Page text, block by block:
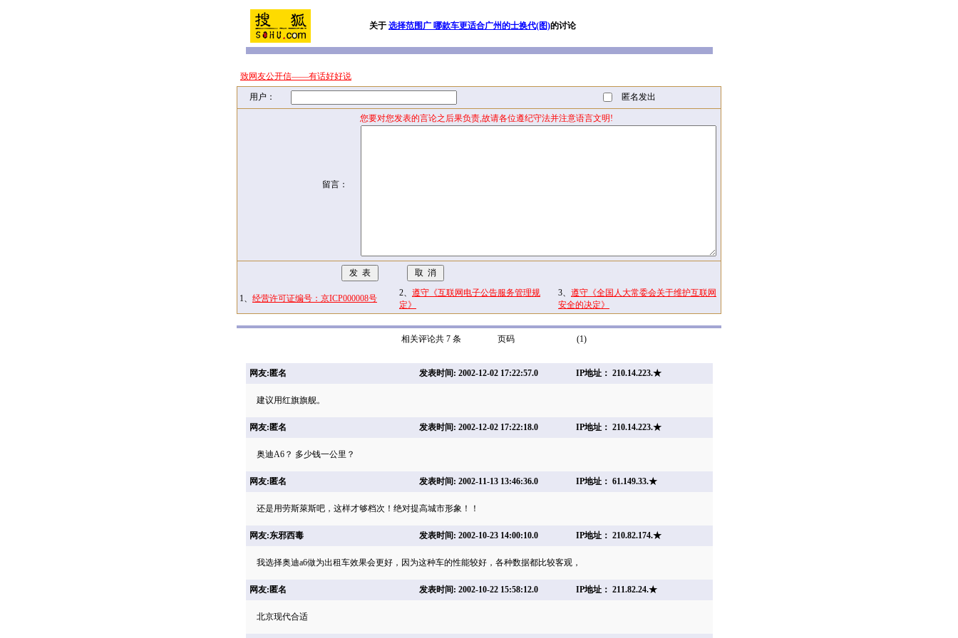
关于 选择范围广 哪款车更适合广州的士换代(图)的讨论
致网友公开信——有话好好说
用户： 匿名发出
留言：
您要对您发表的言论之后果负责,故请各位遵纪守法并注意语言文明!
1、 经营许可证编号：京ICP000008号
2、 遵守《互联网电子公告服务管理规
定》
3、 遵守《全国人大常委会关于维护互联网
安全的决定》
相关评论共 7 条 页码 (1)
网友:匿名 发表时间: 2002-12-02 17:22:57.0 IP地址： 210.14.223.★
建议用红旗旗舰。
网友:匿名 发表时间: 2002-12-02 17:22:18.0 IP地址： 210.14.223.★
奥迪A6？ 多少钱一公里？
网友:匿名 发表时间: 2002-11-13 13:46:36.0 IP地址： 61.149.33.★
还是用劳斯萊斯吧，这样才够档次！绝对提高城市形象！！
网友:东邪西毒 发表时间: 2002-10-23 14:00:10.0 IP地址： 210.82.174.★
我选择奥迪a6做为出租车效果会更好，因为这种车的性能较好，各种数据都比较客观，
网友:匿名 发表时间: 2002-10-22 15:58:12.0 IP地址： 211.82.24.★
北京现代合适